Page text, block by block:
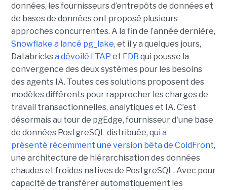
données, les fournisseurs d’entrepôts de données et
de bases de données ont proposé plusieurs
approches concurrentes. A la fin de l’année dernière,
Snowflake a lancé pg_lake, et il y a quelques jours,
Databricksa dévoilé LTAP et EDB qui pousse la
convergence des deux systèmes pour les besoins
des agents IA. Toutes ces solutions proposent des
modèles différents pour rapprocher les charges de
travail transactionnelles, analytiques et IA. C’est
désormais au tour de pgEdge, fournisseur d'une base
de données PostgreSQL distribuée, qui a
présenté récemment une version bêta de ColdFront,
une architecture de hiérarchisation des données
chaudes et froides natives de PostgreSQL. Avec pour
capacité de transférer automatiquement les